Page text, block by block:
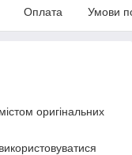
Оплата Умови
оригінальних